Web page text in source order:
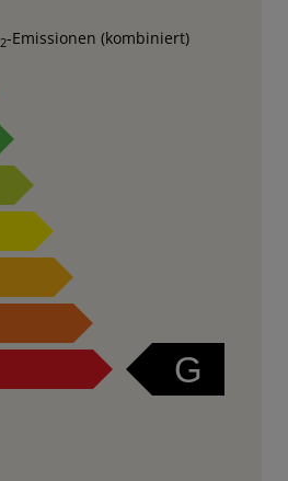
2-Emissionen (kombiniert)
G